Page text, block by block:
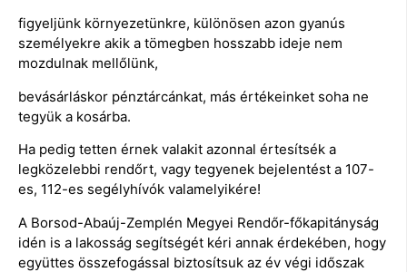
figyeljünk környezetünkre, különösen azon gyanús
személyekre akik a tömegben hosszabb ideje nem
mozdulnak mellőlünk,
bevásárláskor pénztárcánkat, más értékeinket soha ne
tegyük a kosárba.
Ha pedig tetten érnek valakit azonnal értesítsék a
legközelebbi rendőrt, vagy tegyenek bejelentést a 107-
es, 112-es segélyhívók valamelyikére!
A Borsod-Abaúj-Zemplén Megyei Rendőr-főkapitányság
idén is a lakosság segítségét kéri annak érdekében, hogy
együttes összefogással biztosítsuk az év végi időszak